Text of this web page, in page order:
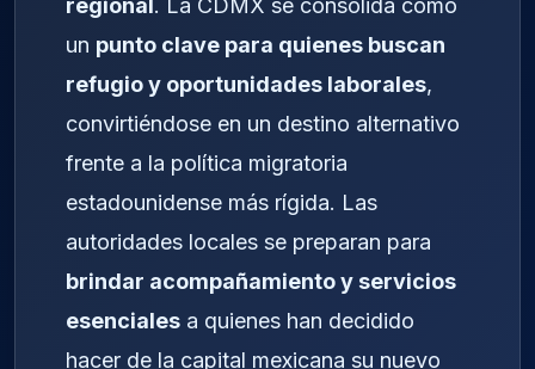
un punto clave para quienes buscan
refugio y oportunidades laborales,
convirtiéndose en un destino alternativo
frente a la política migratoria
estadounidense más rígida. Las
autoridades locales se preparan para
brindar acompañamiento y servicios
esenciales a quienes han decidido
hacer de la capital mexicana su nuevo